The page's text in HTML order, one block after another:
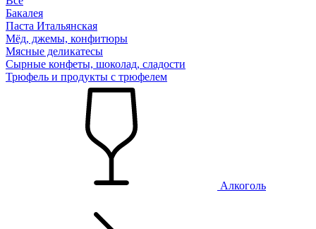
Бакалея
Паста Итальянская
Мёд, джемы, конфитюры
Мясные деликатесы
Сырные конфеты, шоколад, сладости
Трюфель и продукты с трюфелем
Алкоголь